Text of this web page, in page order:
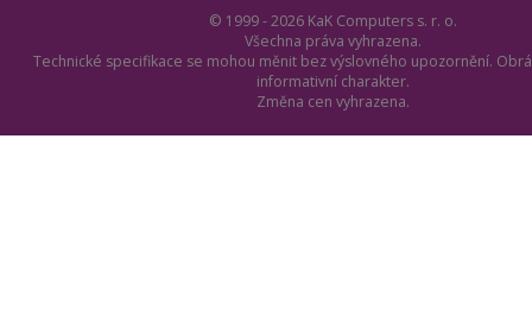
© 1999 - 2026 KaK Computers s. r. o.
Všechna práva vyhrazena.
Technické specifikace se mohou měnit bez výslovného upozornění.
informativní charakter.
Změna cen vyhrazena.